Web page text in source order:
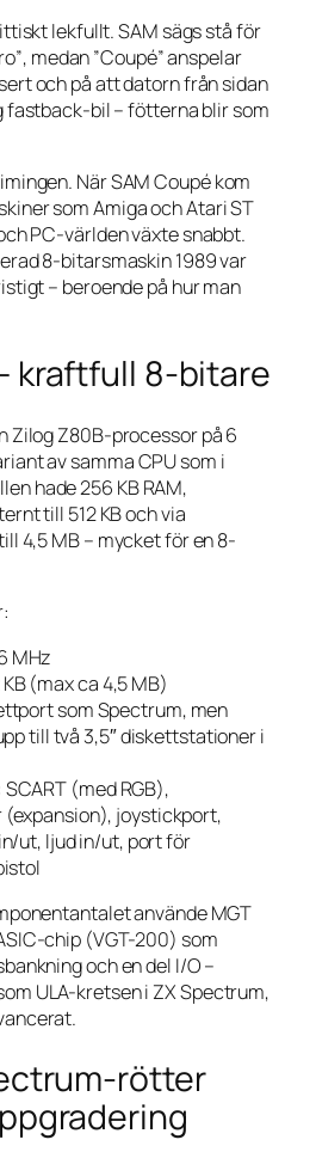
lekfullt. SAM sägs stå för
, medan ”Coupé” anspelar
och på att datorn från sidan
fastback-bil – fötterna blir som
När SAM Coupé kom
som Amiga och Atari ST
PC-världen växte snabbt.
8-bitarsmaskin 1989 var
– beroende på hur man
kraftfull 8-bitare
Zilog Z80B-processor på 6
av samma CPU som i
hade 256 KB RAM,
till 512 KB och via
4,5 MB – mycket för en 8-
MHz
(max ca 4,5 MB)
som Spectrum, men
till två 3,5″ diskettstationer i
SCART (med RGB),
joystickport,
ut, ljud in/ut, port för
använde MGT
chip (VGT-200) som
och en del I/O –
ULA-kretsen i ZX Spectrum,
rötter